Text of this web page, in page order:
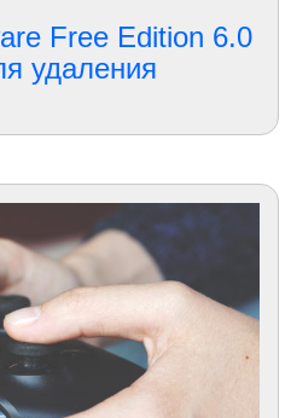
Free Edition 6.0
удаления